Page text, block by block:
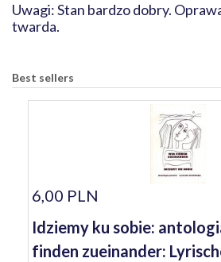
Uwagi: Stan bardzo dobry.
twarda.
Best sellers
6,00 PLN
Idziemy ku sobie:
finden zueinander: